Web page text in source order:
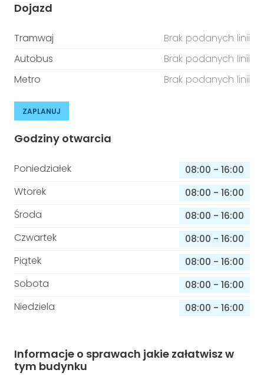
Dojazd
Tramwaj
Brak podanych linii
Autobus
Brak podanych linii
Metro
Brak podanych linii
ZAPLANUJ
Godziny otwarcia
Poniedziałek 08:00 - 16:00
Wtorek
08:00 - 16:00
Środa
08:00 - 16:00
Czwartek
08:00 - 16:00
Piątek
08:00 - 16:00
Sobota
08:00 - 16:00
Niedziela
08:00 - 16:00
Informacje o sprawach jakie załatwisz w
tym budynku